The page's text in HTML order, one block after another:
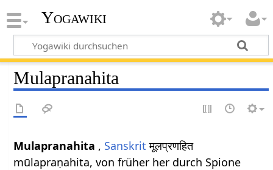
Yogawiki
Mulapranahita
Mulapranahita , Sanskrit मूलप्रणहित
mūlapraṇahita, von früher her durch Spione